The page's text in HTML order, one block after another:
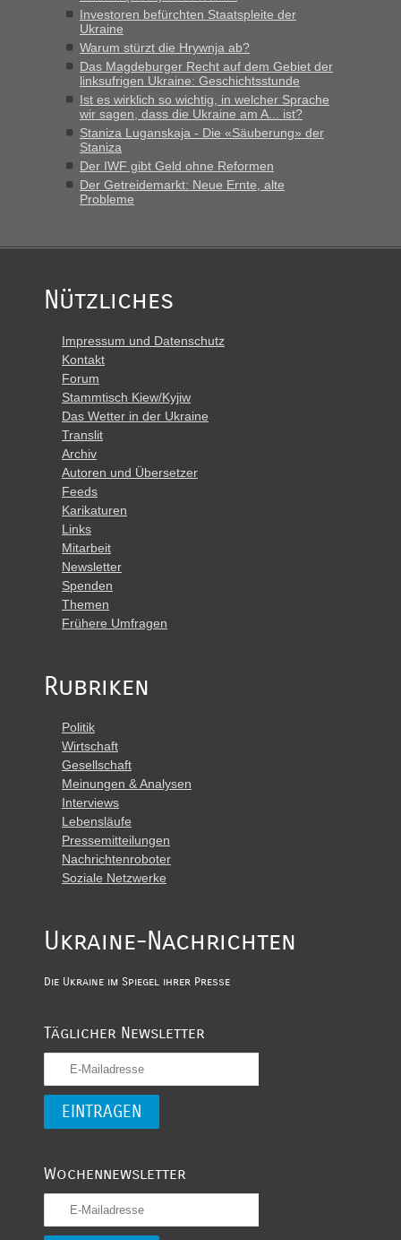
vor mir, bin sonst der Erste oder Zweite, egal, nach ca 20
Minuten wurde dann die nächste Welle...“
Berichte und Reisetipps • Re: An welchem
Grenzübergang zwischen Polen und der Ukraine geht es am
schnellsten?
„Derzeit, ist es überall sehr voll an den Grenzen Ukraine/
Polen. Zb. Krakovets 100 PKW ca. 10 h Wartezeit. Wollen
Montag rüber, versuchen es sehr früh.“
Investoren befürchten Staatspleite der
Ukraine
Warum stürzt die Hrywnja ab?
Das Magdeburger Recht auf dem Gebiet der
linksufrigen Ukraine: Geschichtsstunde
Ist es wirklich so wichtig, in welcher Sprache
wir sagen, dass die Ukraine am A... ist?
Staniza Luganskaja - Die «Säuberung» der
Staniza
Der IWF gibt Geld ohne Reformen
Der Getreidemarkt: Neue Ernte, alte
Probleme
Nützliches
Impressum und Datenschutz
Kontakt
Forum
Stammtisch Kiew/Kyjiw
Das Wetter in der Ukraine
Translit
Archiv
Autoren und Übersetzer
Feeds
Karikaturen
Links
Mitarbeit
Newsletter
Spenden
Themen
Frühere Umfragen
Rubriken
Politik
Wirtschaft
Gesellschaft
Meinungen & Analysen
Interviews
Lebensläufe
Pressemitteilungen
Nachrichtenroboter
Soziale Netzwerke
Ukraine-Nachrichten
Die Ukraine im Spiegel ihrer Presse
Täglicher Newsletter
Wochennewsletter